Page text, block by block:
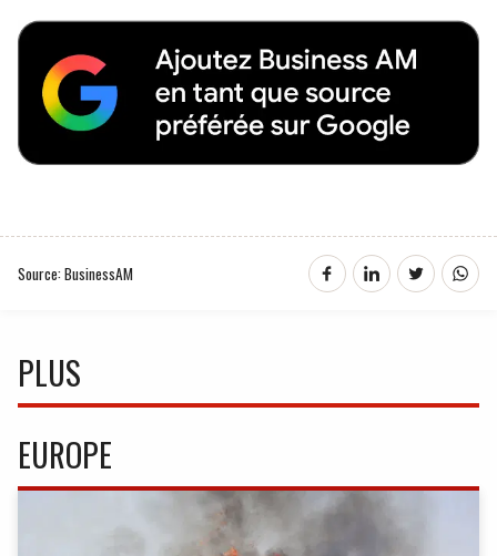
Source: BusinessAM
PLUS
EUROPE